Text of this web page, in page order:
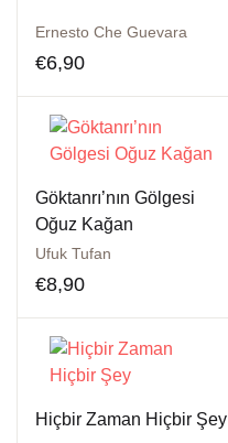
Ernesto Che Guevara
€6,90
Göktanrı’nın Gölgesi
Oğuz Kağan
Ufuk Tufan
€8,90
Hiçbir Zaman Hiçbir Şey